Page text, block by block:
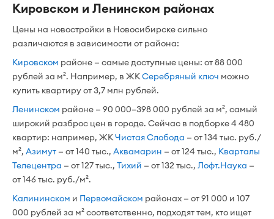
Кировском и Ленинском районах
Цены на новостройки в Новосибирске сильно
различаются в зависимости от района:
Кировском районе — самые доступные цены: от 88 000
рублей за м². Например, в ЖКСеребряный ключ можно
купить квартиру от 3,7 млн рублей.
Ленинском районе — 90 000–398 000 рублей за м², самый
широкий разброс цен в городе. Сейчас в подборке 4 480
квартир: например, ЖКЧистая Слобода — от 134 тыс. руб./
м², Азимут — от 140 тыс., Аквамарин — от 124 тыс., Кварталы
Телецентра — от 127 тыс., Тихий — от 132 тыс., Лофт.Наука —
от 146 тыс. руб./м².
Калининском и Первомайском районах — от 91 000 и 107
000 рублей за м² соответственно, подходят тем, кто ищет